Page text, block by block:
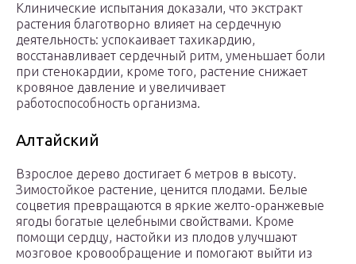
Клинические испытания доказали, что экстракт
растения благотворно влияет на сердечную
деятельность: успокаивает тахикардию,
восстанавливает сердечный ритм, уменьшает боли
при стенокардии, кроме того, растение снижает
кровяное давление и увеличивает
работоспособность организма.
Алтайский
Взрослое дерево достигает 6 метров в высоту.
Зимостойкое растение, ценится плодами. Белые
соцветия превращаются в яркие желто-оранжевые
ягоды богатые целебными свойствами. Кроме
помощи сердцу, настойки из плодов улучшают
мозговое кровообращение и помогают выйти из